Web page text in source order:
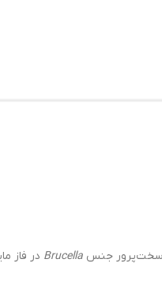
سخت‌پرور جنس Brucella در فاز